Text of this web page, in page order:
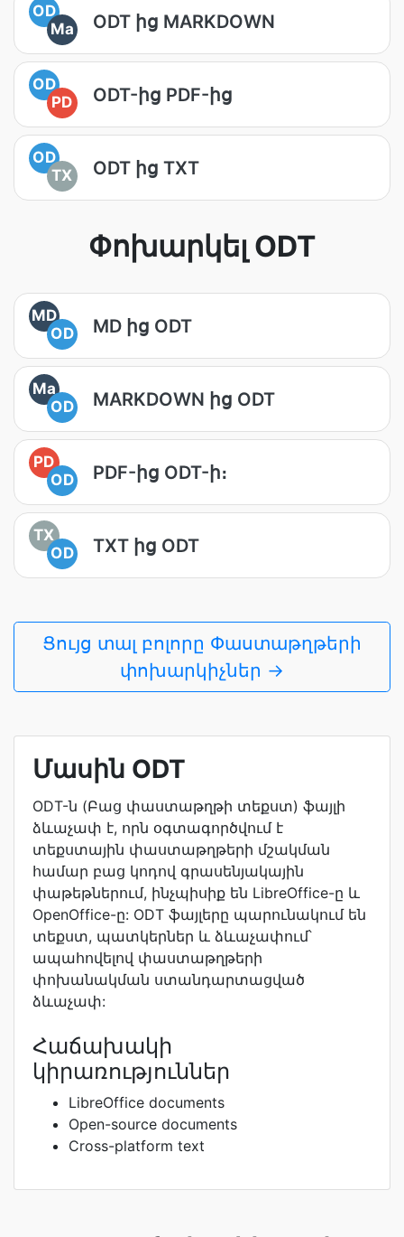
OD
Ma
ODT ից MARKDOWN
OD
PD
ODT-ից PDF-ից
OD
TX
ODT ից TXT
Փոխարկել ODT
MD
OD
MD ից ODT
Ma
OD
MARKDOWN ից ODT
PD
OD
PDF-ից ODT-ի։
TX
OD
TXT ից ODT
Ցույց տալ բոլորը Փաստաթղթերի
փոխարկիչներ →
Մասին ODT
ODT-ն (Բաց փաստաթղթի տեքստ) ֆայլի
ձևաչափ է, որն օգտագործվում է
տեքստային փաստաթղթերի մշակման
համար բաց կոդով գրասենյակային
փաթեթներում, ինչպիսիք են LibreOffice-ը և
OpenOffice-ը: ODT ֆայլերը պարունակում են
տեքստ, պատկերներ և ձևաչափում՝
ապահովելով փաստաթղթերի
փոխանակման ստանդարտացված
ձևաչափ:
Հաճախակի
կիրառություններ
LibreOffice documents
Open-source documents
Cross-platform text